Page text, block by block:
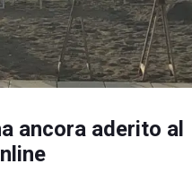
ancora aderito al